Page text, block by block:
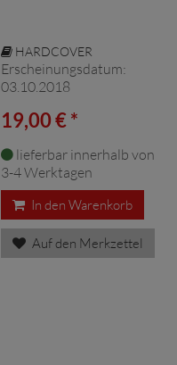
HARDCOVER
Erscheinungsdatum:
03.10.2018
19,00 € *
lieferbar innerhalb von
3-4 Werktagen
In den Warenkorb
Auf den Merkzettel